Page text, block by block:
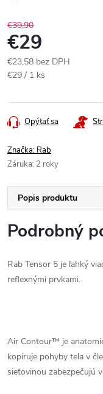
€39,90
€29
€23,58 bez DPH
Jednotková
€29 / 1 ks
Opýtať sa
Značka: Rab
Záruka: 2 roky
Popis produktu
Podrobný
Rab Tensor 5 je ľahký
reflexnými prvkami.
Air Contour™ je
kopíruje pohyby tela v
sieťovinou zabezpečujú